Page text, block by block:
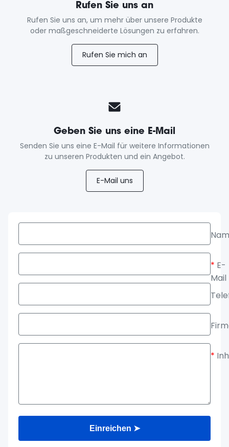
Rufen Sie uns an
Rufen Sie uns an, um mehr über unsere Produkte
oder maßgeschneiderte Lösungen zu erfahren.
Rufen Sie mich an
Geben Sie uns eine E-Mail
Senden Sie uns eine E-Mail für weitere Informationen
zu unseren Produkten und ein Angebot.
E-Mail uns
* E-
Mail
*
Einreichen ➤